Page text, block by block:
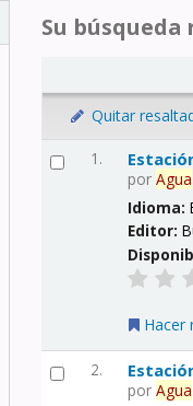
Su
Quitar
1.
porAgua
Idioma:
Editor:
Hacer
2.
porAgua